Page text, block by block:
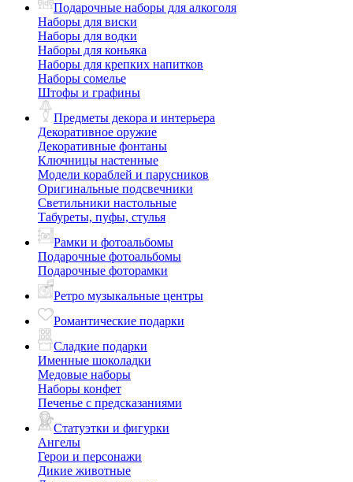
Подарочные наборы для алкоголя
Наборы для виски
Наборы для водки
Наборы для коньяка
Наборы для крепких напитков
Наборы сомелье
Штофы и графины
Предметы декора и интерьера
Декоративное оружие
Декоративные фонтаны
Ключницы настенные
Модели кораблей и парусников
Оригинальные подсвечники
Светильники настольные
Табуреты, пуфы, стулья
Рамки и фотоальбомы
Подарочные фотоальбомы
Подарочные фоторамки
Ретро музыкальные центры
Романтические подарки
Сладкие подарки
Именные шоколадки
Медовые наборы
Наборы конфет
Печенье с предсказаниями
Статуэтки и фигурки
Ангелы
Герои и персонажи
Дикие животные